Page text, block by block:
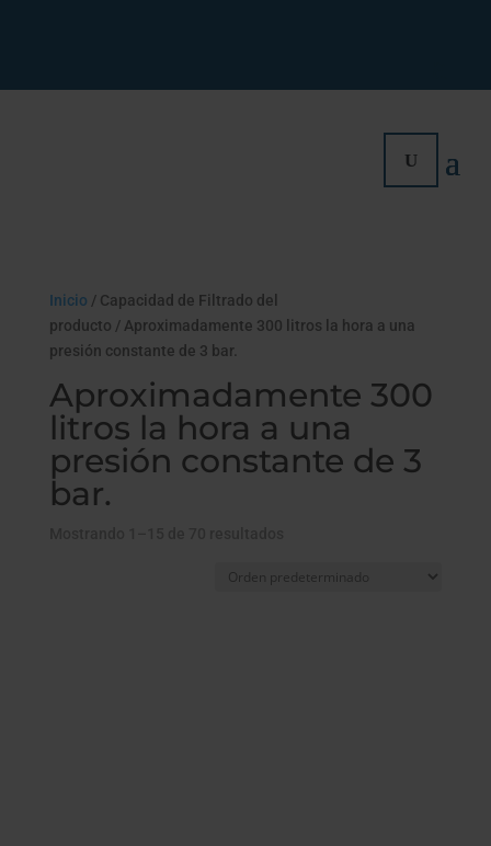
Inicio / Capacidad de Filtrado del
producto / Aproximadamente 300 litros la hora a una
presión constante de 3 bar.
Aproximadamente 300
litros la hora a una
presión constante de 3
bar.